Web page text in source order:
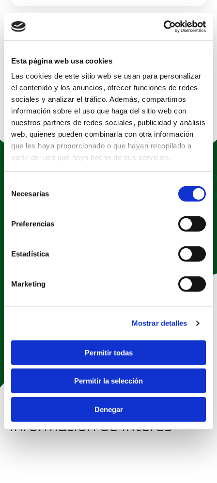
Esta página web usa cookies
Las cookies de este sitio web se usan para personalizar
el contenido y los anuncios, ofrecer funciones de redes
sociales y analizar el tráfico. Además, compartimos
información sobre el uso que haga del sitio web con
nuestros partners de redes sociales, publicidad y análisis
web, quienes pueden combinarla con otra información
que les haya proporcionado o que hayan recopilado a
partir del uso que haya hecho de sus servicios.
Necesarias
Preferencias
Estadística
Marketing
Mostrar detalles
Permitir todas
Permitir la selección
Denegar
Documentos
Información de interés